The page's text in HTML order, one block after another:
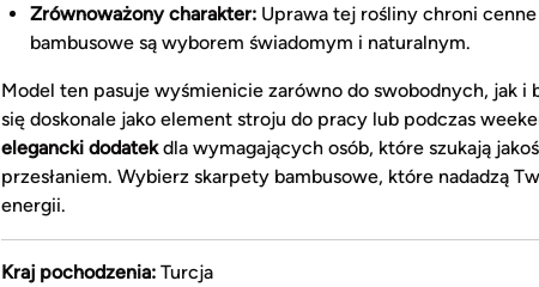
Zrównoważony charakter: Uprawa tej rośliny chroni
bambusowe są wyborem świadomym i naturalnym.
Model ten pasuje wyśmienicie zarówno do swobodnych, jak
się doskonale jako element stroju do pracy lub podczas
elegancki dodatekdla wymagających osób, które szukają
przesłaniem. Wybierz skarpety bambusowe, które nadadzą
energii.
Kraj pochodzenia: Turcja